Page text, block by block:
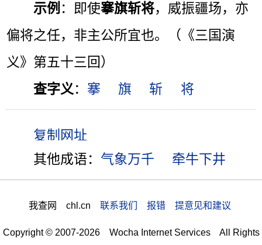
示例 ：即使搴旗斩将，威振疆场，亦
偏将之任，非主公所宜也。（《三国演
义》第五十三回）
查字义 ： 搴 旗 斩 将
其他成语：气象万千 牵牛下井
我查网 chl.cn 联系我们 报错 提意见和建议
Copyright © 2007-2026 Wocha Internet Services All Rights